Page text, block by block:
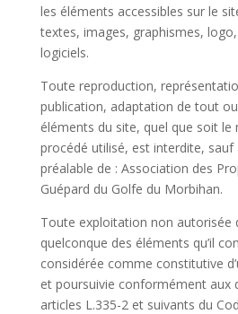
les éléments accessibles sur le
textes, images, graphismes,
logiciels.
Toute reproduction,
publication, adaptation de tout
éléments du site, quel que soit le
procédé utilisé, est interdite,
préalable de : Association des
Guépard du Golfe du Morbihan.
Toute exploitation non autorisée
quelconque des éléments qu’il
considérée comme constitutive
et poursuivie conformément aux
articles L.335-2 et suivants du